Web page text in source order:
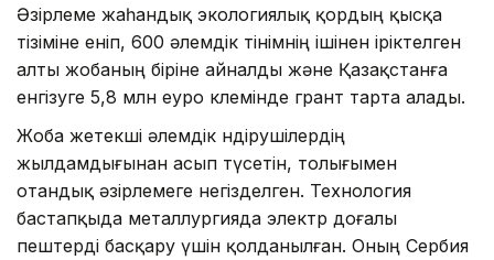
Әзірлеме жаһандық экологиялық қордың қысқа
тізіміне еніп, 600 әлемдік өтінімнің ішінен іріктелген
алты жобаның біріне айналды және Қазақстанға
енгізуге 5,8 млн еуро көлемінде грант тарта алады.
Жоба жетекші әлемдік өндірушілердің
жылдамдығынан асып түсетін, толығымен
отандық әзірлемеге негізделген. Технология
бастапқыда металлургияда электр доғалы
пештерді басқару үшін қолданылған. Оның Сербия